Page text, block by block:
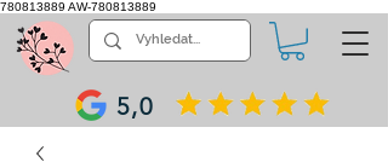
780813889 AW-780813889
5,0